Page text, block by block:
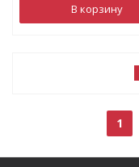
В корзину
1